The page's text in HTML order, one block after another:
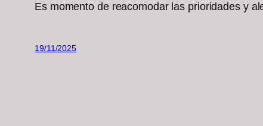
Es momento de reacomodar las prioridades y
19/11/2025